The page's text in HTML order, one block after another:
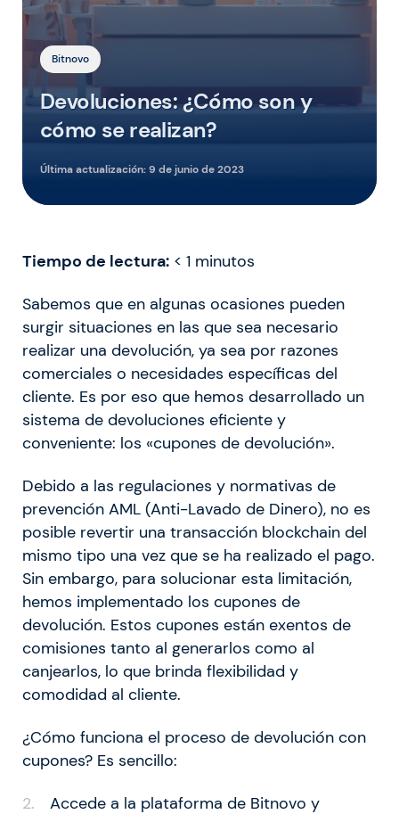
Bitnovo
Devoluciones: ¿Cómo son y
cómo se realizan?
Última actualización:9 de junio de 2023
Tiempo de lectura: < 1 minutos
Sabemos que en algunas ocasiones pueden
surgir situaciones en las que sea necesario
realizar una devolución, ya sea por razones
comerciales o necesidades específicas del
cliente. Es por eso que hemos desarrollado un
sistema de devoluciones eficiente y
conveniente: los «cupones de devolución».
Debido a las regulaciones y normativas de
prevención AML (Anti-Lavado de Dinero), no es
posible revertir una transacción blockchain del
mismo tipo una vez que se ha realizado el pago.
Sin embargo, para solucionar esta limitación,
hemos implementado los cupones de
devolución. Estos cupones están exentos de
comisiones tanto al generarlos como al
canjearlos, lo que brinda flexibilidad y
comodidad al cliente.
¿Cómo funciona el proceso de devolución con
cupones? Es sencillo:
Accede a la plataforma de Bitnovo y